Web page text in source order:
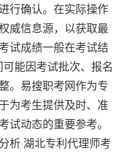
行确认。在实际操作
威信息源，以获取最
试成绩一般在考试结
能因考试批次、报名
。易搜职考网作为专
为考生提供及时、准
试动态的重要参考。
析 湖北专利代理师考